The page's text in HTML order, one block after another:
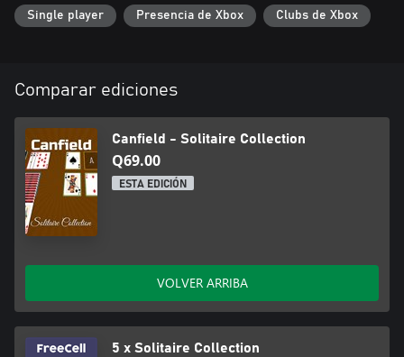
Single player Presencia de Xbox Clubs de Xbox
Comparar ediciones
Canfield - Solitaire Collection
Q69.00
ESTA EDICIÓN
VOLVER ARRIBA
5 x Solitaire Collection